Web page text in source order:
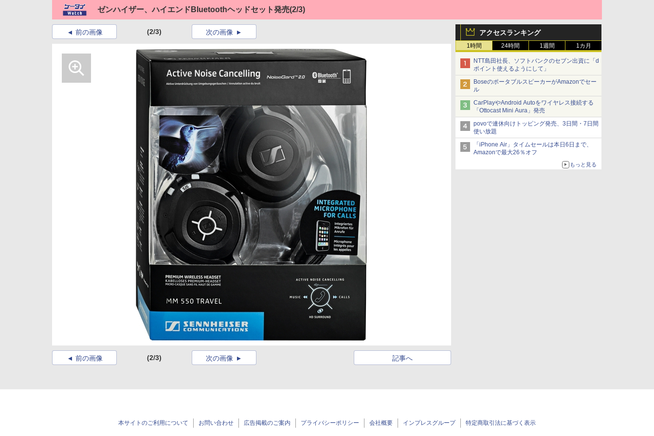
ゼンハイザー、ハイエンドBluetoothヘッドセット発売(2/3)
アクセスランキング
1時間 24時間 1週間 1カ月
NTT島田社長、ソフトバンクのセブン出資に「d
ポイント使えるようにして」
BoseのポータブルスピーカーがAmazonでセー
ル
CarPlayやAndroid Autoをワイヤレス接続する
「Ottocast Mini Aura」発売
povoで連休向けトッピング発売、3日間・7日間
使い放題
「iPhone Air」タイムセールは本日6日まで、
Amazonで最大26％オフ
もっと見る
前の画像 (2/3) 次の画像
前の画像 (2/3) 記事へ
次の画像
本サイトのご利用について お問い合わせ 広告掲載のご案内 プライバシーポリシー 会社概要 インプレスグループ 特定商取引法に基づく表示